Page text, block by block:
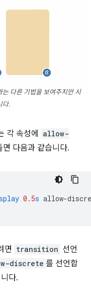
다른 기법을 보여주지만 시
다.
각 속성에
allow-
다음과 같습니다.
0.5s allow-
면 transition 선언
discrete 를 선언합
다.